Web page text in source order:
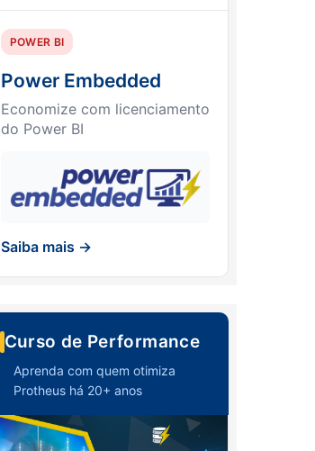
POWER BI
Power Embedded
Economize com licenciamento
do Power BI
Saiba mais →
Curso de Performance
Aprenda com quem otimiza
Protheus há 20+ anos